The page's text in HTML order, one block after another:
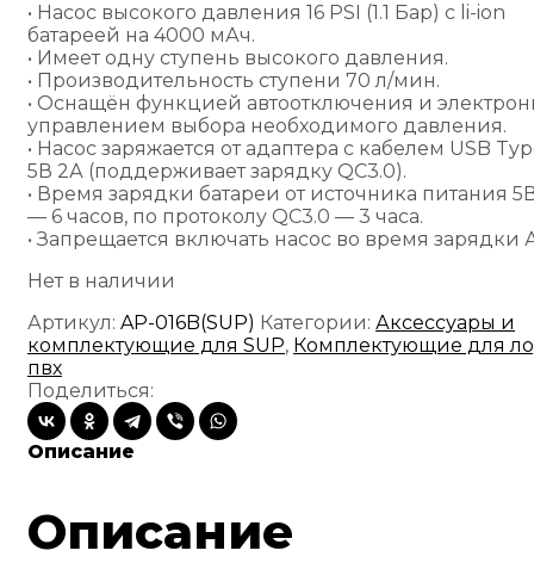
• Насос высокого давления 16 PSI (1.1 Бар) с li-ion
батареей на 4000 мАч.
• Имеет одну ступень высокого давления.
• Производительность ступени 70 л/мин.
• Оснащён функцией автоотключения и
управлением выбора необходимого давления.
• Насос заряжается от адаптера с кабелем USB
5В 2А (поддерживает зарядку QC3.0).
• Время зарядки батареи от источника питания
— 6 часов, по протоколу QC3.0 — 3 часа.
• Запрещается включать насос во время зарядки
Нет в наличии
Артикул: AP-016B(SUP) Категории: Аксессуары и
комплектующие для SUP, Комплектующие для
пвх
Поделиться:
Описание
Описание